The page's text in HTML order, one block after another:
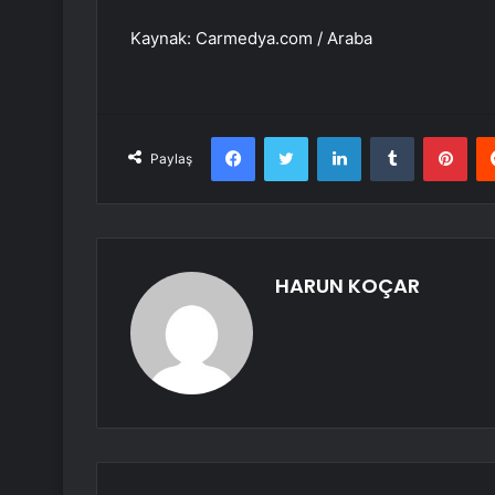
Kaynak: Carmedya.com / Araba
Paylaş
FacebookTwitter LinkedInTumblr
HARUN KOÇAR